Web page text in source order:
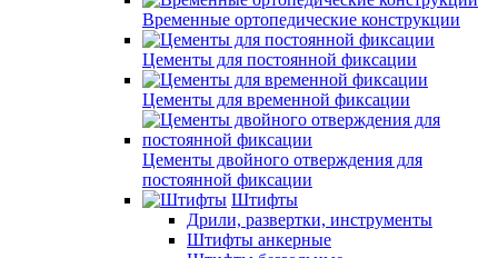
Временные ортопедические конструкции
Цементы для постоянной фиксации
Цементы для временной фиксации
Цементы двойного отверждения для
постоянной фиксации
Штифты
Дрили, развертки, инструменты
Штифты анкерные